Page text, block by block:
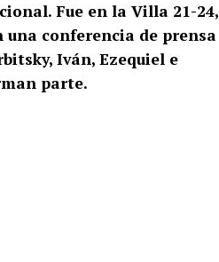
Fue en la Villa 21-24,
una conferencia de prensa
Iván, Ezequiel e
parte.